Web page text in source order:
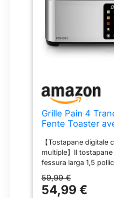
cepillado es un
bienvenida
Grille Pain 4
Fente Toaster
Types de Pain,
Tiroir Ramasse
Amovible,
D'annulation/
hauffage, Argent
【Tostapane digitale
multiple】Il
fessura larga 1,5
Accoglie diversi tipi di
solo ha le funzioni di
59,99 €
54,99 €